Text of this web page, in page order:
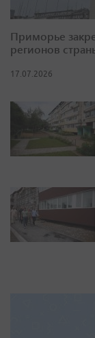
Приморье
регионов
17.07.2026